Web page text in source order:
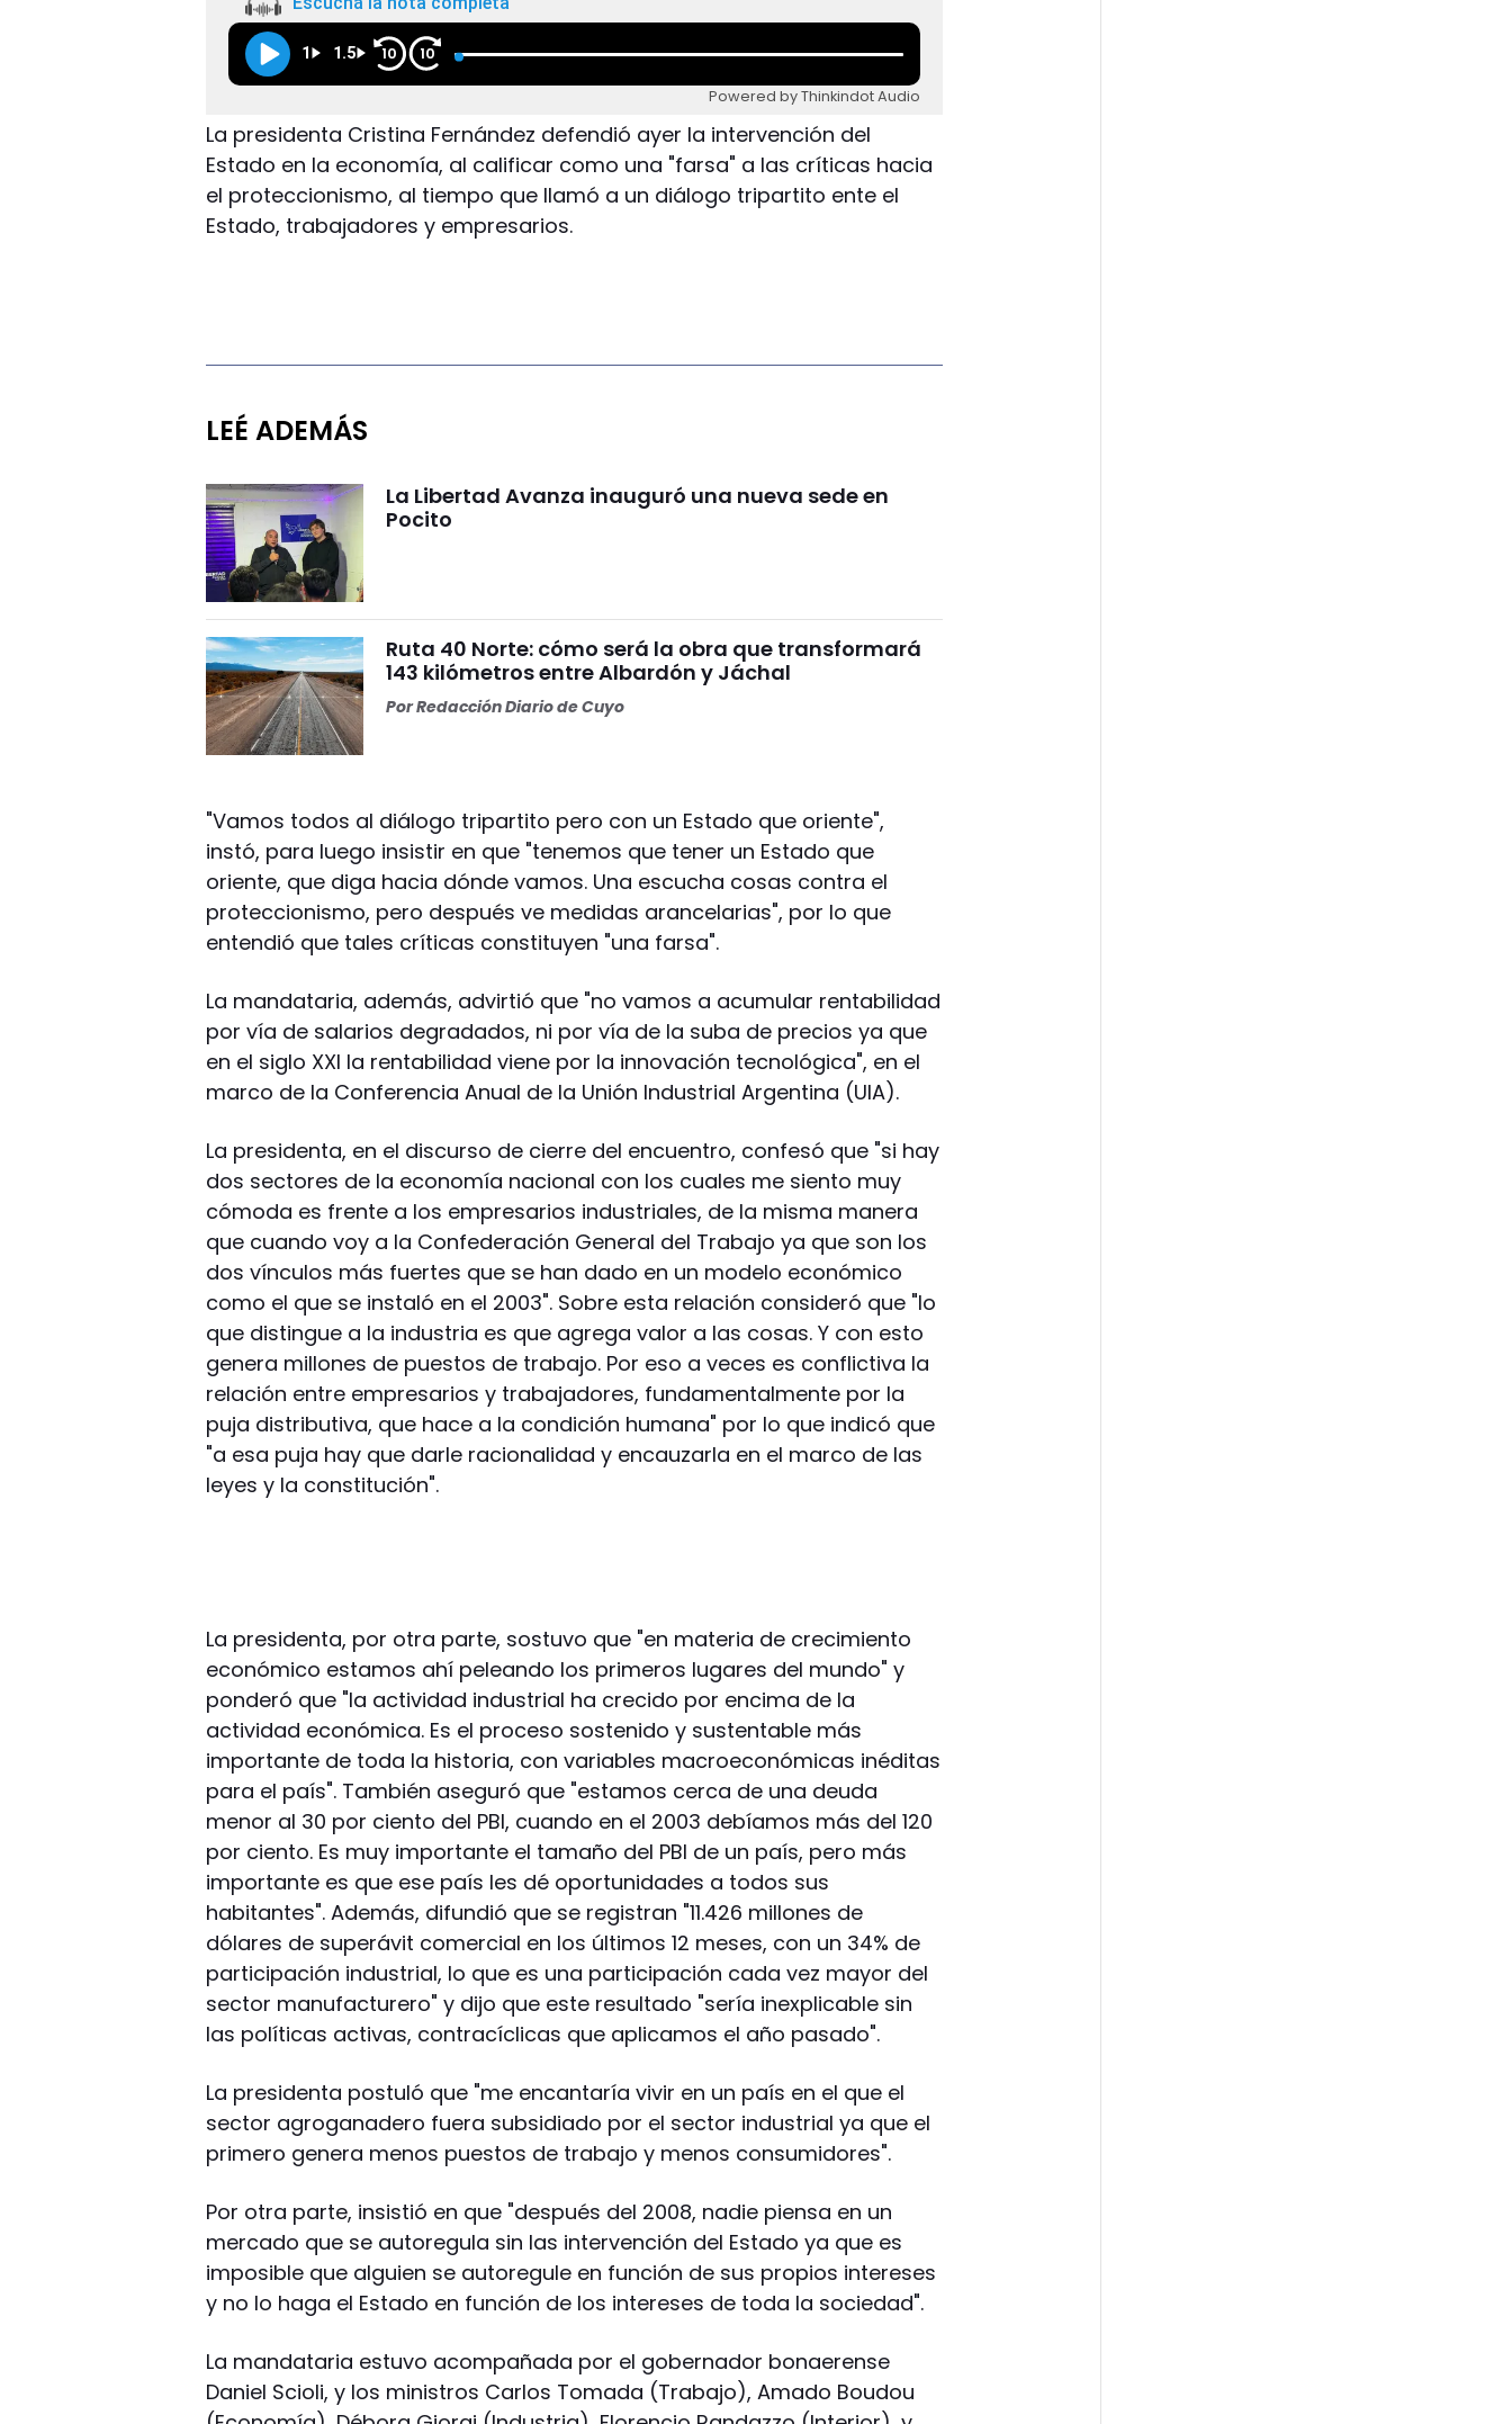
1 1.5 10 10
Powered by Thinkindot Audio
La presidenta Cristina Fernández defendió ayer la intervención del
Estado en la economía, al calificar como una "farsa" a las críticas hacia
el proteccionismo, al tiempo que llamó a un diálogo tripartito ente el
Estado, trabajadores y empresarios.
LEÉ ADEMÁS
La Libertad Avanza inauguró una nueva sede en
Pocito
Ruta 40 Norte: cómo será la obra que transformará
143 kilómetros entre Albardón y Jáchal
PorRedacción Diario de Cuyo
"Vamos todos al diálogo tripartito pero con un Estado que oriente",
instó, para luego insistir en que "tenemos que tener un Estado que
oriente, que diga hacia dónde vamos. Una escucha cosas contra el
proteccionismo, pero después ve medidas arancelarias", por lo que
entendió que tales críticas constituyen "una farsa".
La mandataria, además, advirtió que "no vamos a acumular rentabilidad
por vía de salarios degradados, ni por vía de la suba de precios ya que
en el siglo XXI la rentabilidad viene por la innovación tecnológica", en el
marco de la Conferencia Anual de la Unión Industrial Argentina (UIA).
La presidenta, en el discurso de cierre del encuentro, confesó que "si hay
dos sectores de la economía nacional con los cuales me siento muy
cómoda es frente a los empresarios industriales, de la misma manera
que cuando voy a la Confederación General del Trabajo ya que son los
dos vínculos más fuertes que se han dado en un modelo económico
como el que se instaló en el 2003". Sobre esta relación consideró que "lo
que distingue a la industria es que agrega valor a las cosas. Y con esto
genera millones de puestos de trabajo. Por eso a veces es conflictiva la
relación entre empresarios y trabajadores, fundamentalmente por la
puja distributiva, que hace a la condición humana" por lo que indicó que
"a esa puja hay que darle racionalidad y encauzarla en el marco de las
leyes y la constitución".
La presidenta, por otra parte, sostuvo que "en materia de crecimiento
económico estamos ahí peleando los primeros lugares del mundo" y
ponderó que "la actividad industrial ha crecido por encima de la
actividad económica. Es el proceso sostenido y sustentable más
importante de toda la historia, con variables macroeconómicas inéditas
para el país". También aseguró que "estamos cerca de una deuda
menor al 30 por ciento del PBI, cuando en el 2003 debíamos más del 120
por ciento. Es muy importante el tamaño del PBI de un país, pero más
importante es que ese país les dé oportunidades a todos sus
habitantes". Además, difundió que se registran "11.426 millones de
dólares de superávit comercial en los últimos 12 meses, con un 34% de
participación industrial, lo que es una participación cada vez mayor del
sector manufacturero" y dijo que este resultado "sería inexplicable sin
las políticas activas, contracíclicas que aplicamos el año pasado".
La presidenta postuló que "me encantaría vivir en un país en el que el
sector agroganadero fuera subsidiado por el sector industrial ya que el
primero genera menos puestos de trabajo y menos consumidores".
Por otra parte, insistió en que "después del 2008, nadie piensa en un
mercado que se autoregula sin las intervención del Estado ya que es
imposible que alguien se autoregule en función de sus propios intereses
y no lo haga el Estado en función de los intereses de toda la sociedad".
La mandataria estuvo acompañada por el gobernador bonaerense
Daniel Scioli, y los ministros Carlos Tomada (Trabajo), Amado Boudou